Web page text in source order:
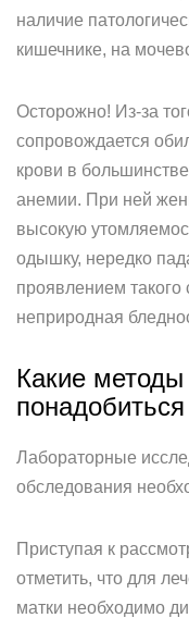
наличие
кишечнике, на
Осторожно! Из-за
сопровождается
крови в
анемии. При ней
высокую
одышку, нередко
проявлением такого
неприродная
Какие
Лабораторные
обследования
Приступая к
отметить, что для
матки необходимо